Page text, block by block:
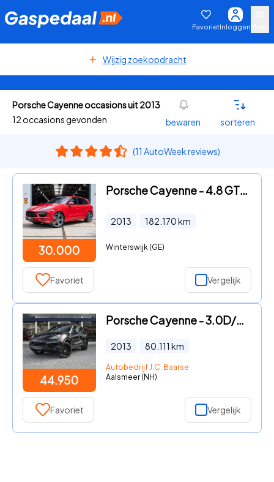
FavorietInloggen
Wijzig zoekopdracht
Porsche Cayenne occasions uit 2013
12 occasions gevonden
bewaren sorteren
(11 AutoWeek reviews)
30.000
Porsche Cayenne - 4.8 GTS *NAP | Pano | Burmester | Sportuitl. | ACC | Leder/A
2013 182.170km
Winterswijk (GE)
Favoriet Vergelijk
44.950
Porsche Cayenne - 3.0D/PANO/BOSE/LUCHT/LEDER/ORG NL
2013 80.111 km
Autobedrijf J.C. Baarse
Aalsmeer (NH)
Favoriet Vergelijk